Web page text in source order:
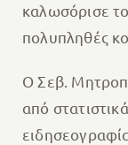
καλωσόρισε
πολυπληθές
Ο Σεβ.
από